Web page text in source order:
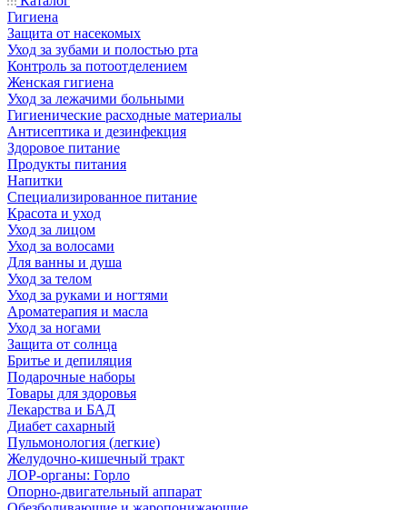
Гигиена
Защита от насекомых
Уход за зубами и полостью рта
Контроль за потоотделением
Женская гигиена
Уход за лежачими больными
Гигиенические расходные материалы
Антисептика и дезинфекция
Здоровое питание
Продукты питания
Напитки
Специализированное питание
Красота и уход
Уход за лицом
Уход за волосами
Для ванны и душа
Уход за телом
Уход за руками и ногтями
Ароматерапия и масла
Уход за ногами
Защита от солнца
Бритье и депиляция
Подарочные наборы
Товары для здоровья
Лекарства и БАД
Диабет сахарный
Пульмонология (легкие)
Желудочно-кишечный тракт
ЛОР-органы: Горло
Опорно-двигательный аппарат